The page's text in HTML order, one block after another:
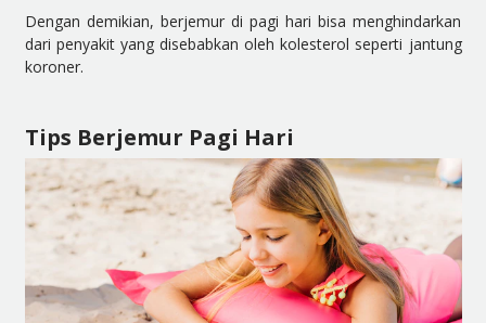
Dengan demikian, berjemur di pagi hari bisa menghindarkan
dari penyakit yang disebabkan oleh kolesterol seperti jantung
koroner.
Tips Berjemur Pagi Hari